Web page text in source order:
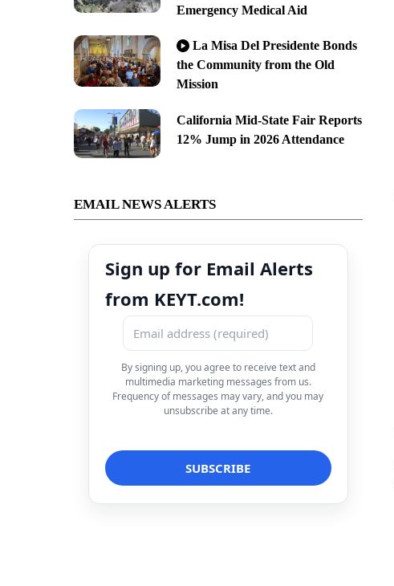
Emergency Medical Aid
La Misa Del Presidente Bonds
the Community from the Old
Mission
California Mid-State Fair Reports
12% Jump in 2026 Attendance
EMAIL NEWS ALERTS
Sign up for Email Alerts
from KEYT.com!
By signing up, you agree to receive text and
multimedia marketing messages from us.
Frequency of messages may vary, and you may
unsubscribe at any time.